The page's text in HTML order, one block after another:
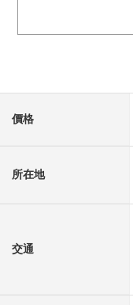
價格
所在地
交通